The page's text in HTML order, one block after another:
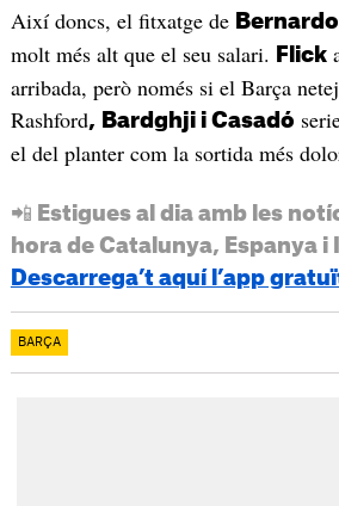
Així doncs, el fitxatge de Bernardo
molt més alt que el seu salari.
Flick
arribada, però només si el Barça
Rashford, Bardghji i Casadó
el del planter com la sortida més
📲 Estigues al dia amb les
hora de Catalunya, Espanya
Descarrega’t aquí l’app
BARÇA